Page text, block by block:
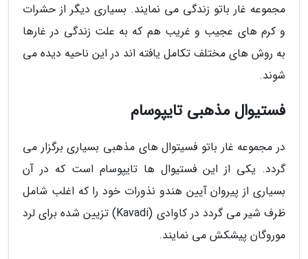
مجموعه غار باتو زندگی می نمایند. بسیاری دیگر از حشرات
و کرم های عجیب و غریب هم که به علت زندگی در غارها
به روش های مختلف تکامل یافته اند در این ناحیه دیده می
شوند.
فستیوال مذهبی تایپوسام
در مجموعه غار باتو فسیتوال های مذهبی بسیاری برگزار می
گردد. یکی از این فستیوال ها تایپوسام است که در آن
بسیاری از پیروان آیین هندو نذورات خود را که اغلب شامل
ظرف شیر می گردد در کاوادی (Kavadi) تزیین شده برای لرد
موروگان پیشکش می نمایند.